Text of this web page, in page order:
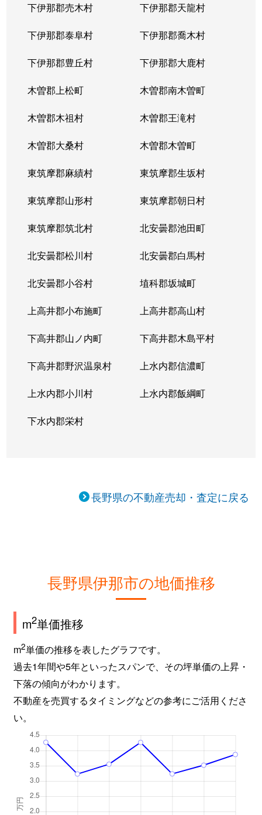
下伊那郡売木村 下伊那郡天龍村
下伊那郡泰阜村 下伊那郡喬木村
下伊那郡豊丘村 下伊那郡大鹿村
木曽郡上松町 木曽郡南木曽町
木曽郡木祖村 木曽郡王滝村
木曽郡大桑村 木曽郡木曽町
東筑摩郡麻績村 東筑摩郡生坂村
東筑摩郡山形村 東筑摩郡朝日村
東筑摩郡筑北村 北安曇郡池田町
北安曇郡松川村 北安曇郡白馬村
北安曇郡小谷村 埴科郡坂城町
上高井郡小布施町 上高井郡高山村
下高井郡山ノ内町 下高井郡木島平村
下高井郡野沢温泉村 上水内郡信濃町
上水内郡小川村 上水内郡飯綱町
下水内郡栄村
長野県の不動産売却・査定に戻る
長野県伊那市の地価推移
m2単価推移
m2単価の推移を表したグラフです。
過去1年間や5年といったスパンで、その坪単価の上昇・
下落の傾向がわかります。
不動産を売買するタイミングなどの参考にご活用くださ
い。